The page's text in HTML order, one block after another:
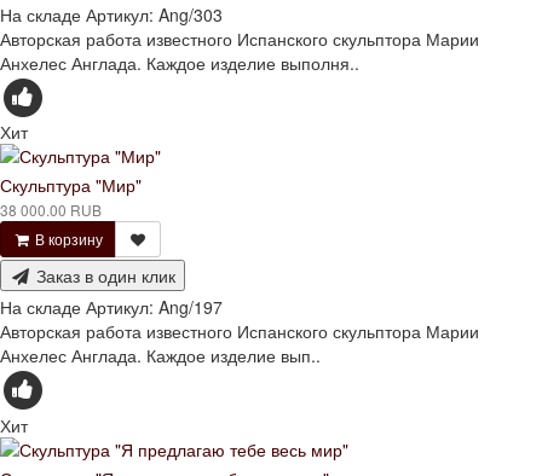
На складе Артикул: Ang/303
Авторская работа известного Испанского скульптора Марии
Анхелес Англада. Каждое изделие выполня..
Хит
Скульптура "Мир"
38 000.00 RUB
В корзину
Заказ в один клик
На складе Артикул: Ang/197
Авторская работа известного Испанского скульптора Марии
Анхелес Англада. Каждое изделие вып..
Хит